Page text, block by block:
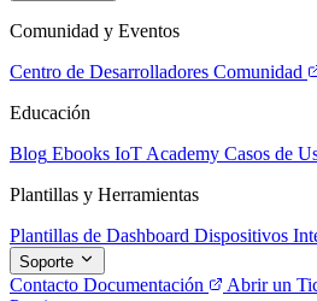
Comunidad y Eventos
Centro de Desarrolladores Comunidad
Educación
Blog Ebooks IoT Academy Casos de
Plantillas y Herramientas
Plantillas de Dashboard Dispositivos
Soporte
Contacto Documentación Abrir un